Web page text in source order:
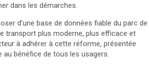
dans les démarches.
d’une base de données fiable du parc de
transport plus moderne, plus efficace et
à adhérer à cette réforme, présentée
bénéfice de tous les usagers.